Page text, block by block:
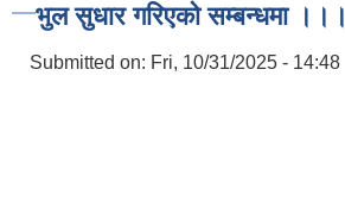
भुल सुधार गरिएको सम्बन्धमा ।।।
Submitted on: Fri, 10/31/2025 - 14:48